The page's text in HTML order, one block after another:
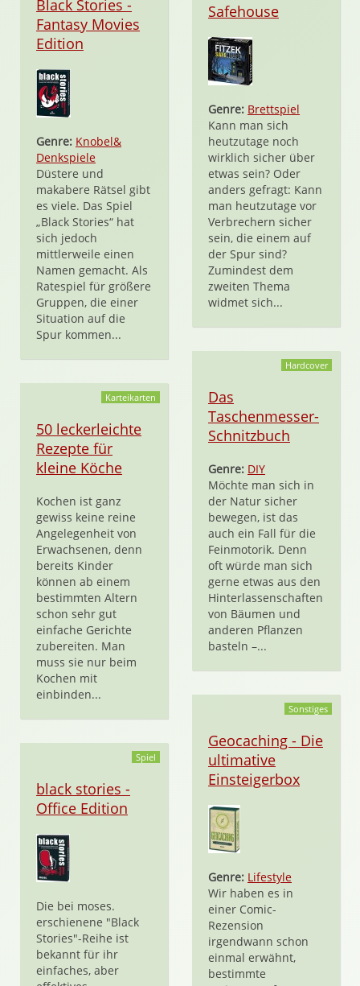
Black Stories -
Fantasy Movies
Edition
Genre: Knobel&
Denkspiele
Düstere und
makabere Rätsel gibt
es viele. Das Spiel
„Black Stories“ hat
sich jedoch
mittlerweile einen
Namen gemacht. Als
Ratespiel für größere
Gruppen, die einer
Situation auf die
Spur kommen...
Safehouse
Genre: Brettspiel
Kann man sich
heutzutage noch
wirklich sicher über
etwas sein? Oder
anders gefragt: Kann
man heutzutage vor
Verbrechern sicher
sein, die einem auf
der Spur sind?
Zumindest dem
zweiten Thema
widmet sich...
Karteikarten
50 leckerleichte
Rezepte für
kleine Köche
Kochen ist ganz
gewiss keine reine
Angelegenheit von
Erwachsenen, denn
bereits Kinder
können ab einem
bestimmten Altern
schon sehr gut
einfache Gerichte
zubereiten. Man
muss sie nur beim
Kochen mit
einbinden...
Hardcover
Das
Taschenmesser-
Schnitzbuch
Genre: DIY
Möchte man sich in
der Natur sicher
bewegen, ist das
auch ein Fall für die
Feinmotorik. Denn
oft würde man sich
gerne etwas aus den
Hinterlassenschaften
von Bäumen und
anderen Pflanzen
basteln –...
Spiel
black stories -
Office Edition
Die bei moses.
erschienene "Black
Stories"-Reihe ist
bekannt für ihr
einfaches, aber
Sonstiges
Geocaching - Die
ultimative
Einsteigerbox
Genre: Lifestyle
Wir haben es in
einer Comic-
Rezension
irgendwann schon
einmal erwähnt,
bestimmte